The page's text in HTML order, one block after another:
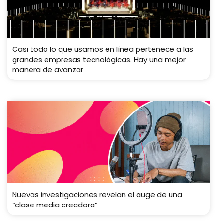
Casi todo lo que usamos en línea pertenece a las
grandes empresas tecnológicas. Hay una mejor
manera de avanzar
Nuevas investigaciones revelan el auge de una
“clase media creadora”